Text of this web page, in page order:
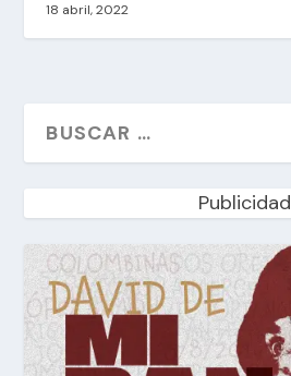
18 abril, 2022
Publicidad